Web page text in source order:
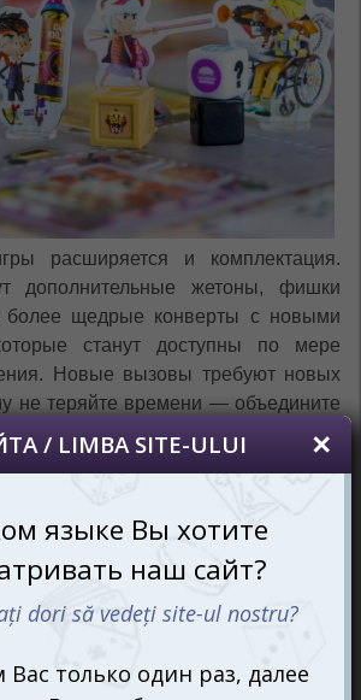
расширяется и комплектация.
дополнительные жетоны, фишки
более щедрые конверты с новыми
станут доступны по мере
Новые вызовы требуют новых
не теряйте времени — объедините
зомби в этот раз более проворны и
предлагает новые правила и
регулирование, требующее
мышления. Помимо основных миссий,
новый контент, придающий
конвертов и изменяйте правила по